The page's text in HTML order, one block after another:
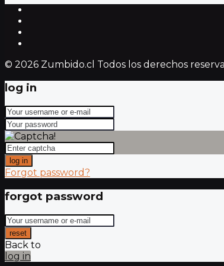
© 2026 Zumbido.cl Todos los derechos
log in
log in
Forgot password?
forgot password
reset
Back to
log in